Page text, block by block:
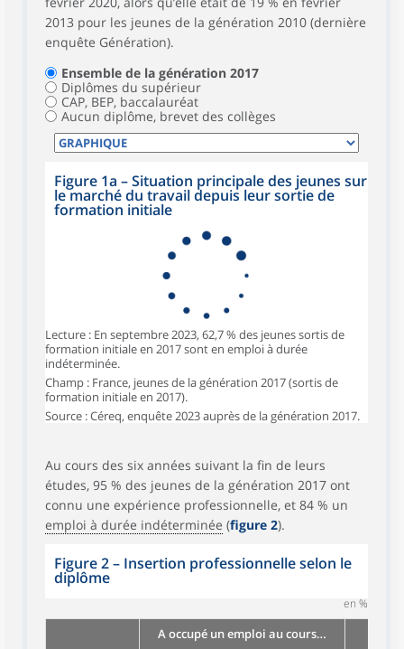
2013 pour les jeunes de la génération 2010 (dernière
enquête Génération).
Ensemble de la génération 2017
Diplômes du supérieur
CAP, BEP, baccalauréat
Aucun diplôme, brevet des collèges
Figure 1a – Situation principale des jeunes sur
le marché du travail depuis leur sortie de
formation initiale
Lecture : En septembre 2023, 62,7 % des jeunes sortis de
formation initiale en 2017 sont en emploi à durée
indéterminée.
Champ : France, jeunes de la génération 2017 (sortis de
formation initiale en 2017).
Source : Céreq, enquête 2023 auprès de la génération 2017.
Au cours des six années suivant la fin de leurs
études, 95 % des jeunes de la génération 2017 ont
connu une expérience professionnelle, et 84 % un
emploi à durée indéterminée (figure 2).
Figure 2 – Insertion professionnelle selon le
diplôme
en %
A occupé un emploi au cours…